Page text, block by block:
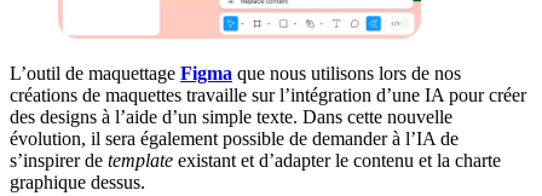
L’outil de maquettage Figma que nous utilisons lors de nos
créations de maquettes travaille sur l’intégration d’une IA pour créer
des designs à l’aide d’un simple texte. Dans cette nouvelle
évolution, il sera également possible de demander à l’IA de
s’inspirer de template existant et d’adapter le contenu et la charte
graphique dessus.